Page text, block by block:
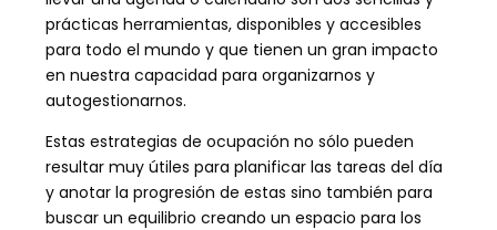
prácticas herramientas, disponibles y accesibles
para todo el mundo y que tienen un gran impacto
en nuestra capacidad para organizarnos y
autogestionarnos.
Estas estrategias de ocupación no sólo pueden
resultar muy útiles para planificar las tareas del día
y anotar la progresión de estas sino también para
buscar un equilibrio creando un espacio para los